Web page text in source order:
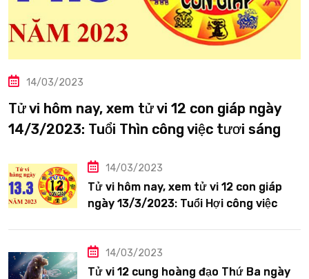
14/03/2023
Tử vi hôm nay, xem tử vi 12 con giáp ngày
14/3/2023: Tuổi Thìn công việc tươi sáng
14/03/2023
Tử vi hôm nay, xem tử vi 12 con giáp
ngày 13/3/2023: Tuổi Hợi công việc
14/03/2023
Tử vi 12 cung hoàng đạo Thứ Ba ngày